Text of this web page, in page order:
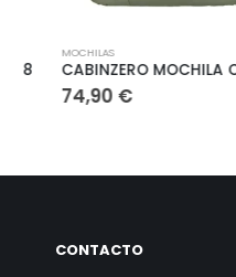
MOCHILAS
CABINZERO MOCHILA CZ06
74,90€
CONTACTO